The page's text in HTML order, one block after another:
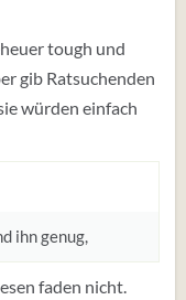
tough und
gib Ratsuchenden
würden einfach
ihn genug,
faden nicht.